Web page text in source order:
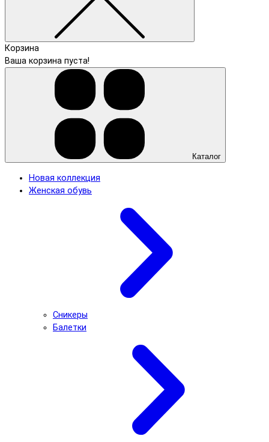
Корзина
Ваша корзина пуста!
Каталог
Новая коллекция
Женская обувь
Сникеры
Балетки